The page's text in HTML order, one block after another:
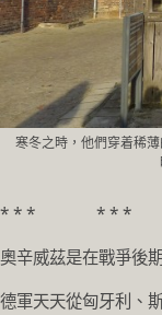
寒冬之時，他們穿着稀
* * * * * *
奧辛威茲是在戰爭後
德軍天天從匈牙利、